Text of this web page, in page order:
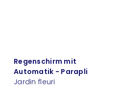
Regenschirm mit
Automatik - Parapli
Jardin fleuri